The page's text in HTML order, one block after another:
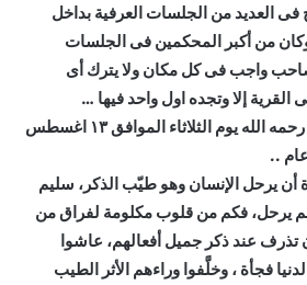
العديد من الجلسات العرفية بداخل
من أكبر المحكمين فى الجلسات
واجب فى كل مكان ولا يترك أى
إلا وتجده اول واحد فيها …
توفى الحاج إبراهيم حجاج رحمه الله يوم الثلاثاء الموافق ١٣ اغسطس
يرحل الإنسان وهو طيّب الذكر، سليم
لم يرحل، فكم من قلوب مكلومة لفراق من
تذرف عند ذكر جميل أفعالهم، عاشوا
فجأة ، وخلَّفوا وراءهم الأثر الطيب